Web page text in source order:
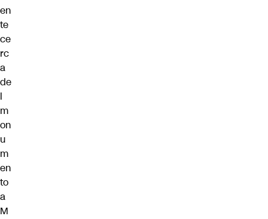
en
te
ce
rc
a
de
l
m
on
u
m
en
to
a
M